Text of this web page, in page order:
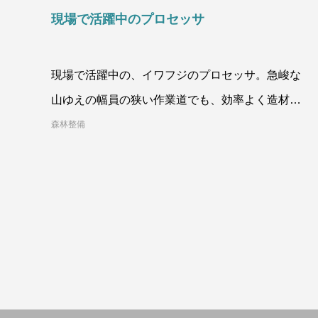
現場で活躍中のプロセッサ
現場で活躍中の、イワフジのプロセッサ。急峻な
山ゆえの幅員の狭い作業道でも、効率よく造材し
てくれます。現場から
森林整備